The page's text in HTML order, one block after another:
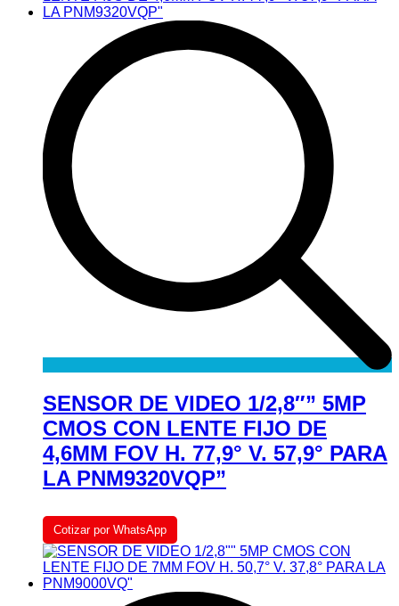
SENSOR DE VIDEO 1/2,8″” 5MP
CMOS CON LENTE FIJO DE
4,6MM FOV H. 77,9° V. 57,9° PARA
LA PNM9320VQP”
Cotizar por WhatsApp